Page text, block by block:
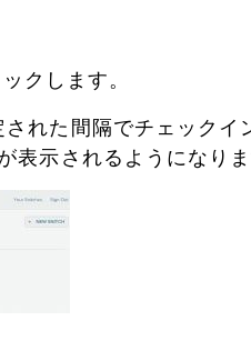
クします。
れた間隔でチェック